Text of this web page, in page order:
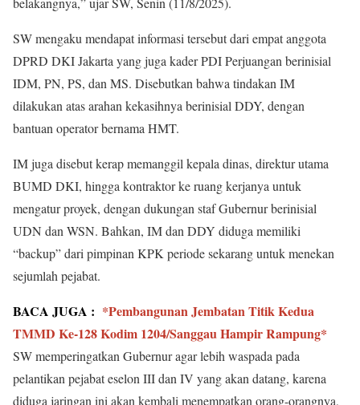
SW mengaku mendapat informasi tersebut dari empat anggota
DPRD DKI Jakarta yang juga kader PDI Perjuangan berinisial
IDM, PN, PS, dan MS. Disebutkan bahwa tindakan IM
dilakukan atas arahan kekasihnya berinisial DDY, dengan
bantuan operator bernama HMT.
IM juga disebut kerap memanggil kepala dinas, direktur utama
BUMD DKI, hingga kontraktor ke ruang kerjanya untuk
mengatur proyek, dengan dukungan staf Gubernur berinisial
UDN dan WSN. Bahkan, IM dan DDY diduga memiliki
“backup” dari pimpinan KPK periode sekarang untuk menekan
sejumlah pejabat.
BACA JUGA : *Pembangunan Jembatan Titik Kedua
TMMD Ke-128 Kodim 1204/Sanggau Hampir Rampung*
SW memperingatkan Gubernur agar lebih waspada pada
pelantikan pejabat eselon III dan IV yang akan datang, karena
diduga jaringan ini akan kembali menempatkan orang-orangnya,